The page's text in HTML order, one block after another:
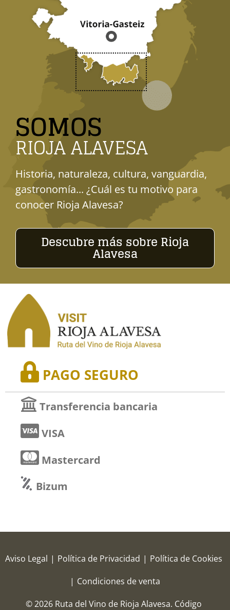
SOMOS
RIOJA ALAVESA
Historia, naturaleza, cultura, vanguardia,
gastronomía... ¿Cuál es tu motivo para
conocer Rioja Alavesa?
Descubre más sobre Rioja
Alavesa
PAGO SEGURO
Transferencia bancaria
VISA
Mastercard
Bizum
Aviso Legal | Política de Privacidad | Política de Cookies
| Condiciones de venta
© 2026 Ruta del Vino de Rioja Alavesa. Código